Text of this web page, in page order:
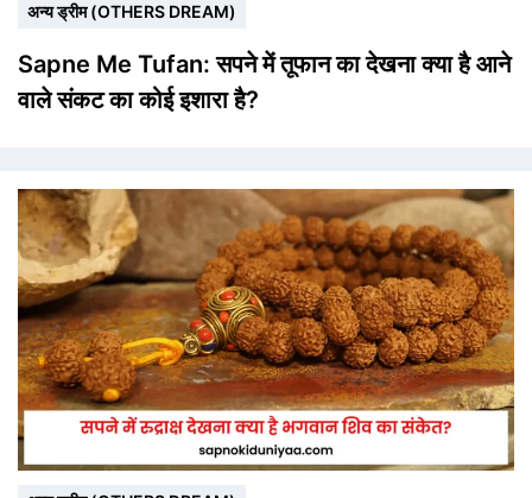
अन्य ड्रीम (OTHERS DREAM)
Sapne Me Tufan: सपने में तूफान का देखना क्या है आने
वाले संकट का कोई इशारा है?